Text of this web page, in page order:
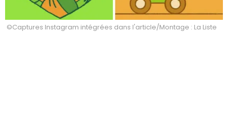
©Captures Instagram intégrées dans l'article/Montage : La Liste